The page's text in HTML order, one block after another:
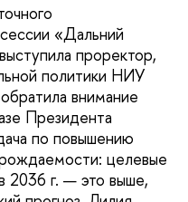
«Дальний
проректор,
политики НИУ
внимание
Президента
по повышению
целевые
2036 г. — это выше,